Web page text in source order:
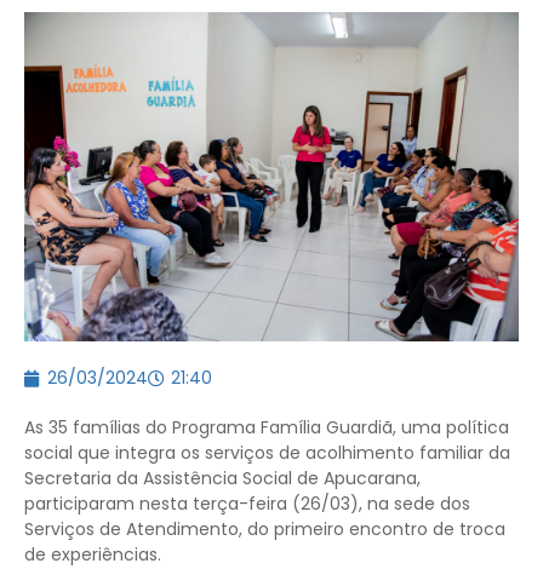
26/03/2024 21:40
As 35 famílias do Programa Família Guardiã, uma política
social que integra os serviços de acolhimento familiar da
Secretaria da Assistência Social de Apucarana,
participaram nesta terça-feira (26/03), na sede dos
Serviços de Atendimento, do primeiro encontro de troca
de experiências.